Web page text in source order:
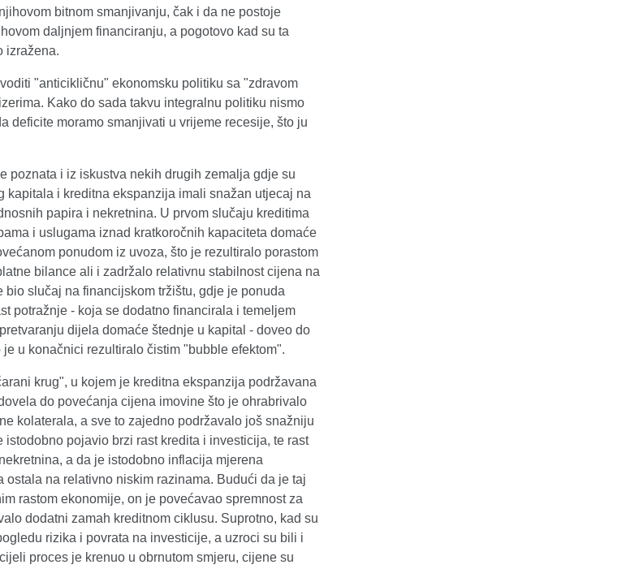
bitnom smanjivanju, čak i da ne postoje
daljnjem financiranju, a pogotovo kad su ta
izražena.
"anticikličnu" ekonomsku politiku sa "zdravom
Kako do sada takvu integralnu politiku nismo
deficite moramo smanjivati u vrijeme recesije, što ju
poznata i iz iskustva nekih drugih zemalja gdje su
kapitala i kreditna ekspanzija imali snažan utjecaj na
papira i nekretnina. U prvom slučaju kreditima
i uslugama iznad kratkoročnih kapaciteta domaće
ponudom iz uvoza, što je rezultiralo porastom
bilance ali i zadržalo relativnu stabilnost cijena na
bio slučaj na financijskom tržištu, gdje je ponuda
potražnje - koja se dodatno financirala i temeljem
dijela domaće štednje u kapital - doveo do
u konačnici rezultiralo čistim "bubble efektom".
krug", u kojem je kreditna ekspanzija podržavana
do povećanja cijena imovine što je ohrabrivalo
kolaterala, a sve to zajedno podržavalo još snažniju
istodobno pojavio brzi rast kredita i investicija, te rast
a da je istodobno inflacija mjerena
ostala na relativno niskim razinama. Budući da je taj
rastom ekonomije, on je povećavao spremnost za
dodatni zamah kreditnom ciklusu. Suprotno, kad su
rizika i povrata na investicije, a uzroci su bili i
proces je krenuo u obrnutom smjeru, cijene su